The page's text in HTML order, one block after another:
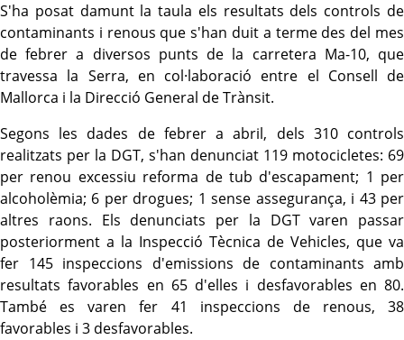
S'ha posat damunt la taula els resultats dels controls de
contaminants i renous que s'han duit a terme des del mes
de febrer a diversos punts de la carretera Ma-10, que
travessa la Serra, en col·laboració entre el Consell de
Mallorca i la Direcció General de Trànsit.
Segons les dades de febrer a abril, dels 310 controls
realitzats per la DGT, s'han denunciat 119 motocicletes: 69
per renou excessiu reforma de tub d'escapament; 1 per
alcoholèmia; 6 per drogues; 1 sense assegurança, i 43 per
altres raons. Els denunciats per la DGT varen passar
posteriorment a la Inspecció Tècnica de Vehicles, que va
fer 145 inspeccions d'emissions de contaminants amb
resultats favorables en 65 d'elles i desfavorables en 80.
També es varen fer 41 inspeccions de renous, 38
favorables i 3 desfavorables.